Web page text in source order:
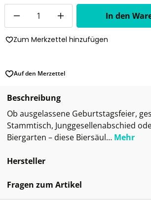
In den
Zum Merkzettel hinzufügen
Auf den Merzettel
Beschreibung
Ob ausgelassene Geburtstagsfeier,
Stammtisch, Junggesellenabschied
Biergarten – diese Biersäul… Mehr
Hersteller
Fragen zum Artikel